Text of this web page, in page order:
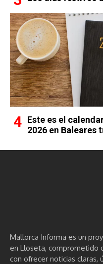
Este es el
2026 en Baleares
Mallorca Informa es un
en Lloseta, comprometido
con ofrecer noticias claras,